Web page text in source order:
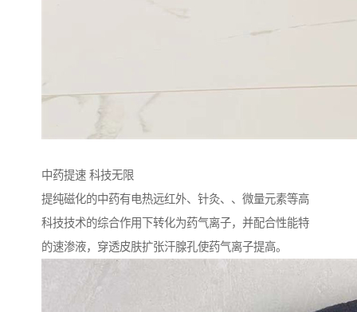
中药提速 科技无限
提纯磁化的中药有电热远红外、针灸、、微量元素等高
科技技术的综合作用下转化为药气离子，并配合性能特
的速渗液，穿透皮肤扩张汗腺孔使药气离子提高。